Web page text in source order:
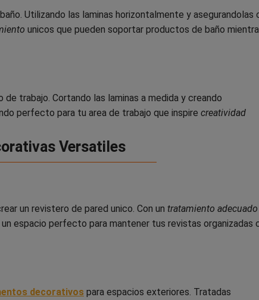
Utilizando las laminas horizontalmente y asegurandolas
unicos que pueden soportar productos de baño
trabajo. Cortando las laminas a medida y creando
perfecto para tu area de trabajo que inspire creatividad
Versatiles
un revistero de pared unico. Con un tratamiento adecuado
espacio perfecto para mantener tus revistas organizadas
decorativos para espacios exteriores. Tratadas